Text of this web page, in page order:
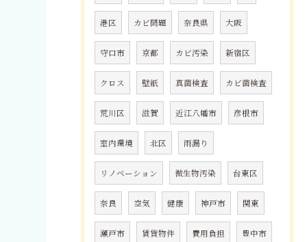
港区 カビ問題 奈良県 大阪
守口市 京都 カビ汚染 新宿区
クロス 壁紙 真菌検査 カビ菌検査
荒川区 滋賀 近江八幡市 彦根市
室内環境 北区 雨漏り
リノベーション 微生物汚染 台東区
奈良 空気 健康 神戸市 関東
瀬戸市 賃貸物件 費用負担 豊中市